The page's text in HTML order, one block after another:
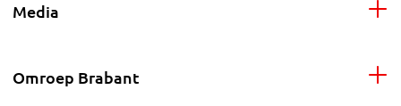
Media
Omroep Brabant